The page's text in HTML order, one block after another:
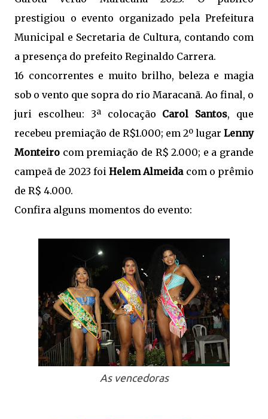
prestigiou o evento organizado pela Prefeitura
Municipal e Secretaria de Cultura, contando com
a presença do prefeito Reginaldo Carrera.
16 concorrentes e muito brilho, beleza e magia
sob o vento que sopra do rio Maracanã. Ao final, o
juri escolheu: 3ª colocação Carol Santos, que
recebeu premiação de R$1.000; em 2º lugar Lenny
Monteiro com premiação de R$ 2.000; e a grande
campeã de 2023 foi Helem Almeidacom o prêmio
de R$ 4.000.
Confira alguns momentos do evento:
As vencedoras